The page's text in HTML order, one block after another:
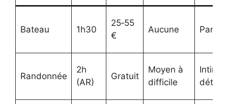
Bateau 1h30
25‑55
€
Aucune
Randonnée
2h
(AR)
Gratuit
Moyen à
difficile
Intime,
détails